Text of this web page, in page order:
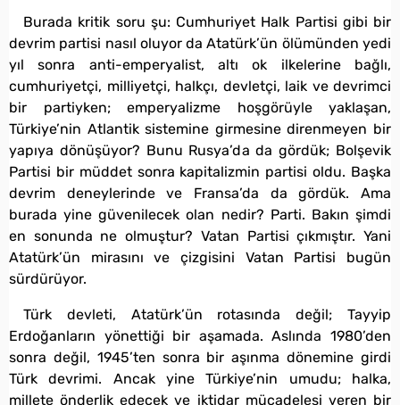
Burada kritik soru şu: Cumhuriyet Halk Partisi gibi bir
devrim partisi nasıl oluyor da Atatürk’ün ölümünden yedi
yıl sonra anti-emperyalist, altı ok ilkelerine bağlı,
cumhuriyetçi, milliyetçi, halkçı, devletçi, laik ve devrimci
bir partiyken; emperyalizme hoşgörüyle yaklaşan,
Türkiye’nin Atlantik sistemine girmesine direnmeyen bir
yapıya dönüşüyor? Bunu Rusya’da da gördük; Bolşevik
Partisi bir müddet sonra kapitalizmin partisi oldu. Başka
devrim deneylerinde ve Fransa’da da gördük. Ama
burada yine güvenilecek olan nedir? Parti. Bakın şimdi
en sonunda ne olmuştur? Vatan Partisi çıkmıştır. Yani
Atatürk’ün mirasını ve çizgisini Vatan Partisi bugün
sürdürüyor.
Türk devleti, Atatürk’ün rotasında değil; Tayyip
Erdoğanların yönettiği bir aşamada. Aslında 1980’den
sonra değil, 1945’ten sonra bir aşınma dönemine girdi
Türk devrimi. Ancak yine Türkiye’nin umudu; halka,
millete önderlik edecek ve iktidar mücadelesi veren bir